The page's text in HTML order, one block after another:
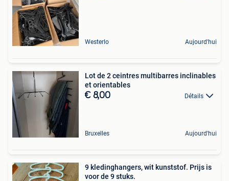
Westerlo Aujourd'hui
Lot de 2 ceintres multibarres inclinables
et orientables
€ 8,00 Détails
Bruxelles Aujourd'hui
9 kledinghangers, wit kunststof. Prijs is
voor de 9 stuks.